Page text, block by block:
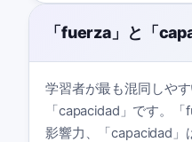
「fuerza」と「
学習者が最も混同しや
「capacidad」です。
影響力、「capacidad」